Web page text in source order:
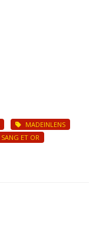
MADEINLENS
SANG ET OR